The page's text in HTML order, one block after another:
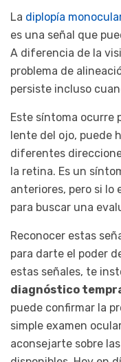
La diplopía
es una señal que
A diferencia de la
problema de
persiste incluso
Este síntoma ocurre
lente del ojo, puede
diferentes
la retina. Es un
anteriores, pero si lo
para buscar una
Reconocer estas
para darte el poder
estas señales, te
diagnóstico
puede confirmar la
simple examen
aconsejarte sobre